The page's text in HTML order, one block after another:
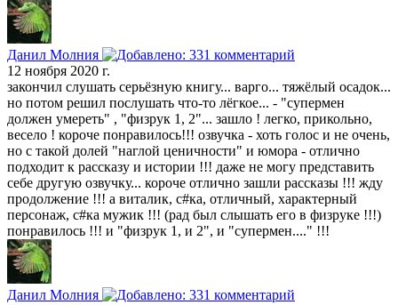
Данил Молния
12 ноября 2020 г.
закончил слушать серьёзную книгу... варго... тяжёлый осадок...
но потом решил послушать что-то лёгкое... - "супермен
должен умереть" , "физрук 1, 2"... зашло ! легко, прикольно,
весело ! короче понравилось!!! озвучка - хоть голос и не очень,
но с такой долей "наглой ценичности" и юмора - отлично
подходит к рассказу и истории !!! даже не могу представить
себе другую озвучку... короче отлично зашли рассказы !!! жду
продолжение !!! а виталик, с#ка, отличный, характерный
персонаж, с#ка мужик !!! (рад был слышать его в физруке !!!)
понравилось !!! и "физрук 1, и 2", и "супермен...." !!!
Данил Молния